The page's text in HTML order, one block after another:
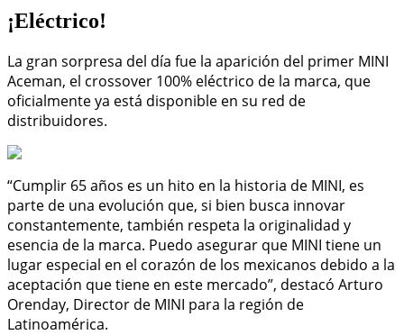
¡Eléctrico!
La gran sorpresa del día fue la aparición del primer MINI
Aceman, el crossover 100% eléctrico de la marca, que
oficialmente ya está disponible en su red de
distribuidores.
“Cumplir 65 años es un hito en la historia de MINI, es
parte de una evolución que, si bien busca innovar
constantemente, también respeta la originalidad y
esencia de la marca. Puedo asegurar que MINI tiene un
lugar especial en el corazón de los mexicanos debido a la
aceptación que tiene en este mercado”, destacó Arturo
Orenday, Director de MINI para la región de
Latinoamérica.